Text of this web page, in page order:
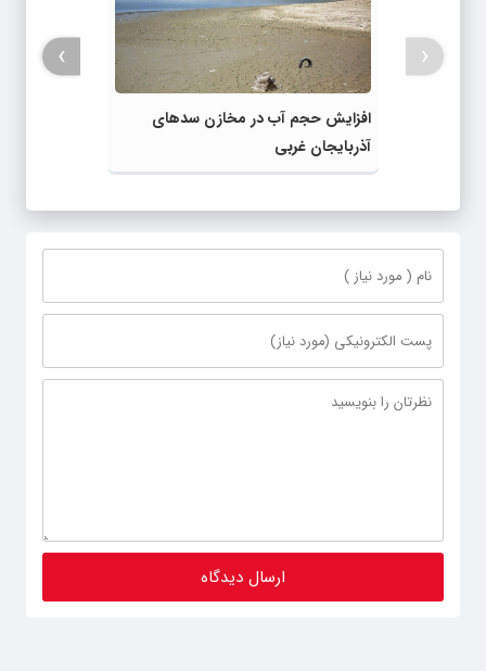
افزایش حجم آب در مخازن سدهای
آذربایجان غربی
‹
›